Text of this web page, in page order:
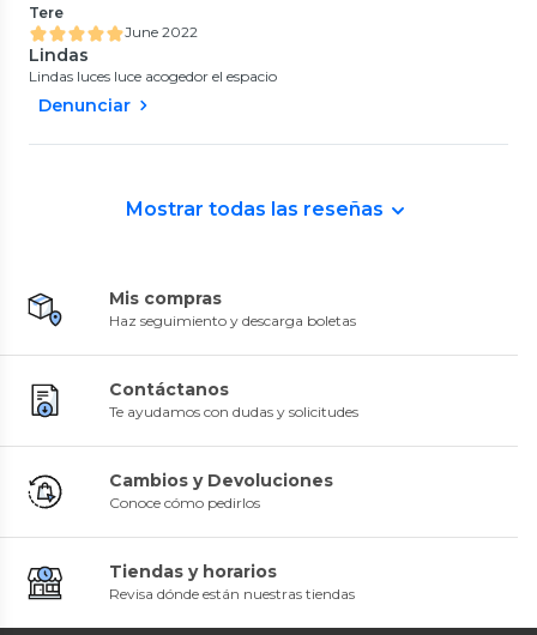
Tere
June 2022
Lindas
Lindas luces luce acogedor el espacio
Denunciar
Mostrar todas las reseñas
Mis compras
Haz seguimiento y descarga boletas
Contáctanos
Te ayudamos con dudas y solicitudes
Cambios y Devoluciones
Conoce cómo pedirlos
Tiendas y horarios
Revisa dónde están nuestras tiendas